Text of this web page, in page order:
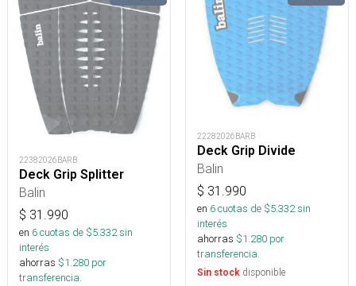
22382026BARB
Deck Grip Splitter
Balin
$ 31.990
en 6cuotas de $5.332sin
interés
ahorras $1.280 por
transferencia.
22282026BARB
Deck Grip Divide
Balin
$ 31.990
en 6cuotas de $5.332sin
interés
ahorras $1.280 por
transferencia.
Sin stock disponible